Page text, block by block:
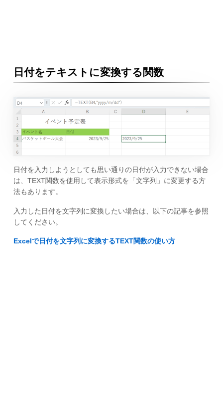
日付をテキストに変換する関数
日付を入力しようとしても思い通りの日付が入力できない場合
は、TEXT関数を使用して表示形式を「文字列」に変更する方
法もあります。
入力した日付を文字列に変換したい場合は、以下の記事を参照
してください。
Excelで日付を文字列に変換するTEXT関数の使い方